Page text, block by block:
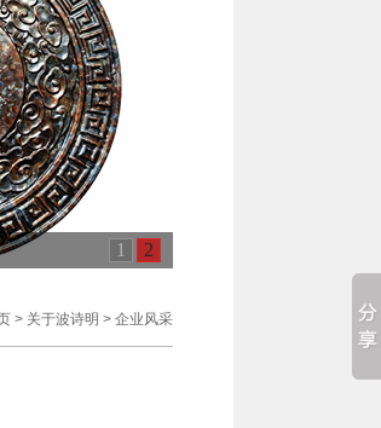
1 2
> 关于波诗明 > 企业风采